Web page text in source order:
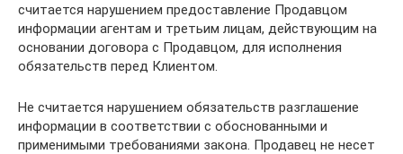
считается нарушением предоставление Продавцом
информации агентам и третьим лицам, действующим на
основании договора с Продавцом, для исполнения
обязательств перед Клиентом.
Не считается нарушением обязательств разглашение
информации в соответствии с обоснованными и
применимыми требованиями закона. Продавец не несет